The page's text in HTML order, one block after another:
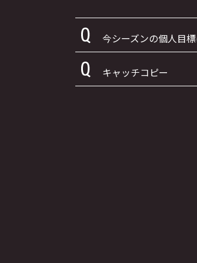
今シーズンの個人目標
キャッチコピー